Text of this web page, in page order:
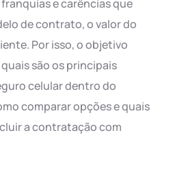
e carências que
de contrato, o valor do
Por isso, o objetivo
são os principais
celular dentro do
comparar opções e quais
a contratação com